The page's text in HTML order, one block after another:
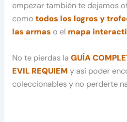
empezar también te dejamos
comotodos los logros y
las armas o el mapa
No te pierdas laGUÍA
EVIL REQUIEM y así poder
coleccionables y no perderte